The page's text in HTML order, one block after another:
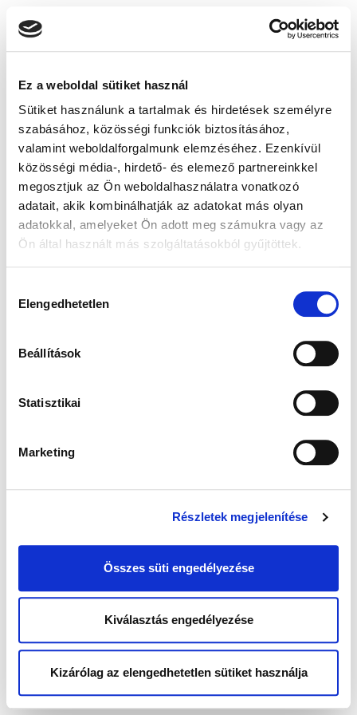
Ez a weboldal sütiket használ
Sütiket használunk a tartalmak és hirdetések személyre
szabásához, közösségi funkciók biztosításához,
valamint weboldalforgalmunk elemzéséhez. Ezenkívül
közösségi média-, hirdető- és elemező partnereinkkel
megosztjuk az Ön weboldalhasználatra vonatkozó
adatait, akik kombinálhatják az adatokat más olyan
adatokkal, amelyeket Ön adott meg számukra vagy az
Ön által használt más szolgáltatásokból gyűjtöttek.
kiválasztása
Elengedhetetlen
Beállítások
Statisztikai
Marketing
Részletek megjelenítése
Összes süti engedélyezése
Kiválasztás engedélyezése
Kizárólag az elengedhetetlen sütiket használja